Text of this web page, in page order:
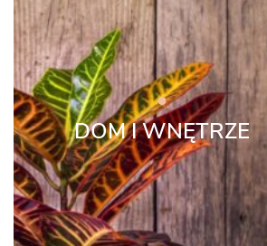
DOM I WNĘTRZE